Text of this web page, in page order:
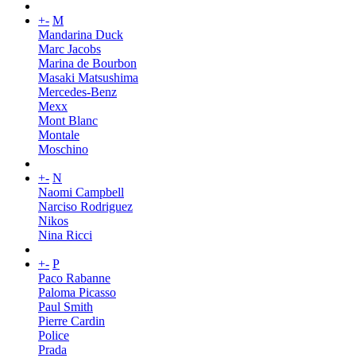
+- M
Mandarina Duck
Marc Jacobs
Marina de Bourbon
Masaki Matsushima
Mercedes-Benz
Mexx
Mont Blanc
Montale
Moschino
+- N
Naomi Campbell
Narciso Rodriguez
Nikos
Nina Ricci
+- P
Paco Rabanne
Paloma Picasso
Paul Smith
Pierre Cardin
Police
Prada